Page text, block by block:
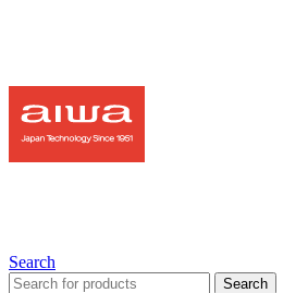
Search
Search